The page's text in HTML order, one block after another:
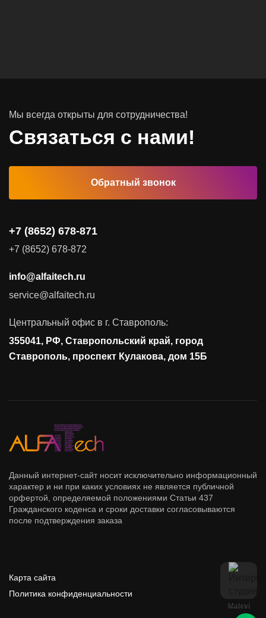
Автоматизированные рабочие места
Видеоконференцсвязь
Поставка продуктов для резервного копирования данных
Соответствие требованиям и стандартам
Антивирусная защита
Управление доступом
Сетевая безопасность
Мы всегда открыты для сотрудничества!
Связаться с нами!
Обратный звонок
+7 (8652) 678-871
+7 (8652) 678-872
info@alfaitech.ru
service@alfaitech.ru
Центральный офис в г. Ставрополь:
355041, РФ, Ставропольский край, город
Ставрополь, проспект Кулакова, дом 15Б
Данный интернет-сайт носит исключительно информационный
характер и ни при каких условиях не является публичной
орфертой, определяемой положениями Статьи 437
Гражданского коденса и сроки доставки согласовываются
после подтверждения заказа
Карта сайта
Политика конфиденциальности
Malevi